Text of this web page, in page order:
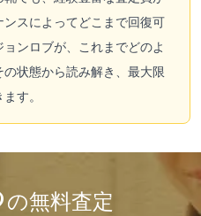
スによってどこまで回復可
ンロブが、これまでどのよ
状態から読み解き、最大限
す。
の無料査定